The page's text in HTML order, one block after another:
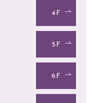
4F
5F
6F